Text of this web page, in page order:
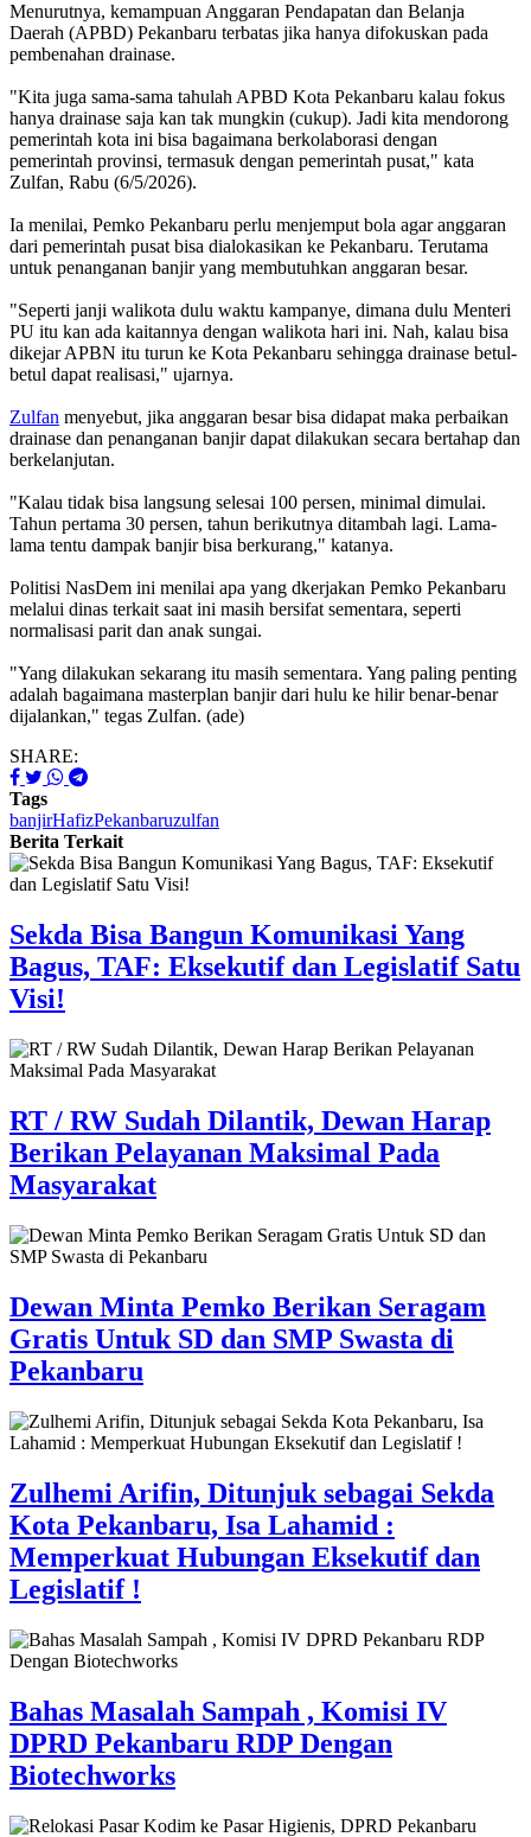
Menurutnya, kemampuan Anggaran Pendapatan dan Belanja
Daerah (APBD) Pekanbaru terbatas jika hanya difokuskan pada
pembenahan drainase.
"Kita juga sama-sama tahulah APBD Kota Pekanbaru kalau fokus
hanya drainase saja kan tak mungkin (cukup). Jadi kita mendorong
pemerintah kota ini bisa bagaimana berkolaborasi dengan
pemerintah provinsi, termasuk dengan pemerintah pusat," kata
Zulfan, Rabu (6/5/2026).
Ia menilai, Pemko Pekanbaru perlu menjemput bola agar anggaran
dari pemerintah pusat bisa dialokasikan ke Pekanbaru. Terutama
untuk penanganan banjir yang membutuhkan anggaran besar.
"Seperti janji walikota dulu waktu kampanye, dimana dulu Menteri
PU itu kan ada kaitannya dengan walikota hari ini. Nah, kalau bisa
dikejar APBN itu turun ke Kota Pekanbaru sehingga drainase betul-
betul dapat realisasi," ujarnya.
Zulfan menyebut, jika anggaran besar bisa didapat maka perbaikan
drainase dan penanganan banjir dapat dilakukan secara bertahap dan
berkelanjutan.
"Kalau tidak bisa langsung selesai 100 persen, minimal dimulai.
Tahun pertama 30 persen, tahun berikutnya ditambah lagi. Lama-
lama tentu dampak banjir bisa berkurang," katanya.
Politisi NasDem ini menilai apa yang dkerjakan Pemko Pekanbaru
melalui dinas terkait saat ini masih bersifat sementara, seperti
normalisasi parit dan anak sungai.
"Yang dilakukan sekarang itu masih sementara. Yang paling penting
adalah bagaimana masterplan banjir dari hulu ke hilir benar-benar
dijalankan," tegas Zulfan. (ade)
SHARE:
Tags
banjirHafizPekanbaruzulfan
Berita Terkait
Sekda Bisa Bangun Komunikasi Yang
Bagus, TAF: Eksekutif dan Legislatif Satu
Visi!
RT / RW Sudah Dilantik, Dewan Harap
Berikan Pelayanan Maksimal Pada
Masyarakat
Dewan Minta Pemko Berikan Seragam
Gratis Untuk SD dan SMP Swasta di
Pekanbaru
Zulhemi Arifin, Ditunjuk sebagai Sekda
Kota Pekanbaru, Isa Lahamid :
Memperkuat Hubungan Eksekutif dan
Legislatif !
Bahas Masalah Sampah , Komisi IV
DPRD Pekanbaru RDP Dengan
Biotechworks